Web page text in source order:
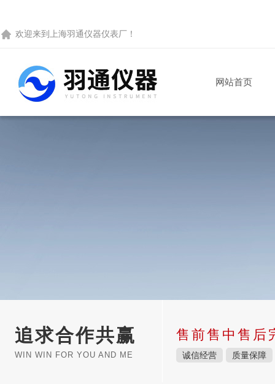
欢迎来到 上海羽通仪器仪表厂 ！
网站首页
追求合作共赢
WIN WIN FOR YOU AND ME
售前售中售后
诚信经营 质量保障